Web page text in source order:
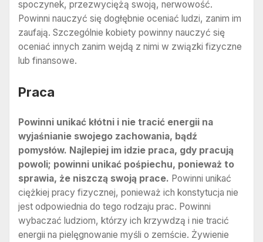
spoczynek, przezwyciężą swoją, nerwowość.
Powinni nauczyć się dogłębnie oceniać ludzi, zanim im
zaufają. Szczególnie kobiety powinny nauczyć się
oceniać innych zanim wejdą z nimi w związki fizyczne
lub finansowe.
Praca
Powinni unikać kłótni i nie tracić energii na
wyjaśnianie swojego zachowania, bądź
pomysłów. Najlepiej im idzie praca, gdy pracują
powoli; powinni unikać pośpiechu, ponieważ to
sprawia, że niszczą swoją prace. Powinni unikać
ciężkiej pracy fizycznej, ponieważ ich konstytucja nie
jest odpowiednia do tego rodzaju prac. Powinni
wybaczać ludziom, którzy ich krzywdzą i nie tracić
energii na pielęgnowanie myśli o zemście. Żywienie